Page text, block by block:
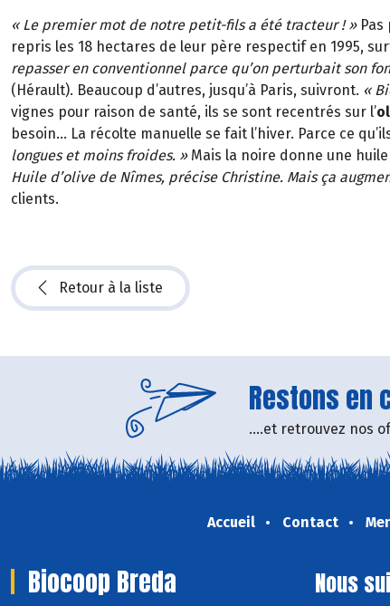
« Le premier mot de notre petit-fils a été tracteur ! »Pas
repris les 18 hectares de leur père respectif en 1995,
repasser en conventionnel parce qu’on perturbait son
(Hérault). Beaucoup d’autres, jusqu’à Paris, suivront. «
vignes pour raison de santé, ils se sont recentrés sur l’
besoin... La récolte manuelle se fait l’hiver. Parce ce
longues et moins froides. »Mais la noire donne une
Huile d’olive de Nîmes, précise Christine. Mais ça
clients.
Retour à la liste
Restons en
....et retrouvez nos
Accueil Contact
Biocoop Breda Nous